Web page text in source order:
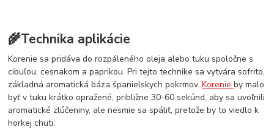
🌾Technika aplikácie
Korenie sa pridáva do rozpáleného oleja alebo tuku spoločne s
cibuľou, cesnakom a paprikou. Pri tejto technike sa vytvára sofrito,
základná aromatická báza španielskych pokrmov.Korenieby malo
byť v tuku krátko opražené, približne 30-60 sekúnd, aby sa uvoľnili
aromatické zlúčeniny, ale nesmie sa spáliť, pretože by to viedlo k
horkej chuti.